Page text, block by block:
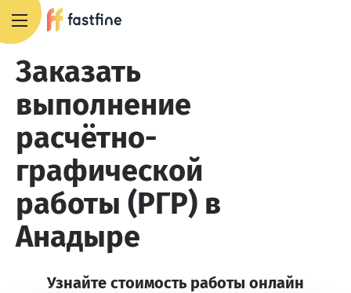
Заказать
выполнение
расчётно-
графической
работы (РГР) в
Анадыре
Узнайте стоимость работы онлайн